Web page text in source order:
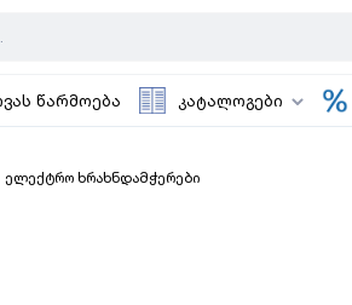
წარმოება კატალოგები
ელექტრო ხრახნდამჭერები